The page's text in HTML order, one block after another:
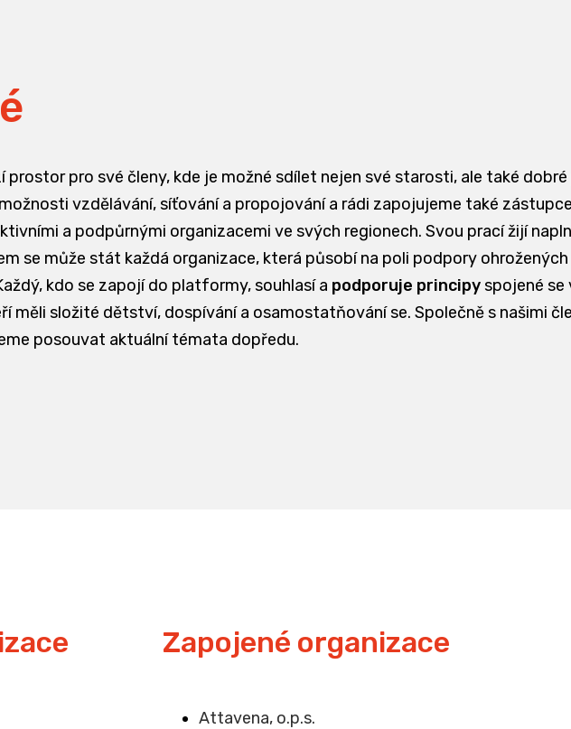
prostor pro své členy, kde je možné sdílet nejen své starosti, ale také
vzdělávání, síťování a propojování a rádi zapojujeme také
a podpůrnými organizacemi ve svých regionech. Svou prací žijí
se může stát každá organizace, která působí na poli podpory
kdo se zapojí do platformy, souhlasí a podporuje principyspojené se
měli složité dětství, dospívání a osamostatňování se. Společně s našimi
posouvat aktuální témata dopředu.
Zapojené organizace
Attavena, o.p.s.